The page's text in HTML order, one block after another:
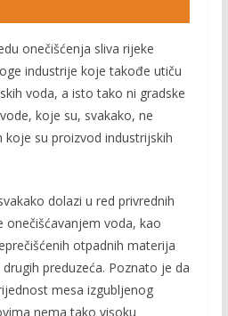
onečišćenja sliva rijeke
industrije koje takođe utiču
voda, a isto tako ni gradske
koje su, sva­kako, ne
su proizvod industrijskih
dolazi u red priv­rednih
onečišćavanjem voda, kao
otpadnih ma­terija
preduzeća. Poznato je da
mesa izgubljenog
nema tako visoku